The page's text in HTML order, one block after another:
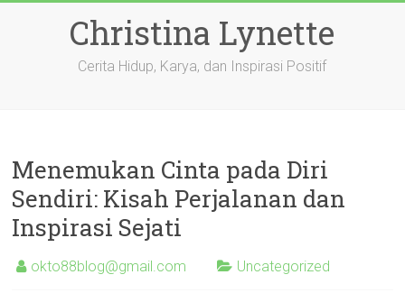
Christina Lynette
Cerita Hidup, Karya, dan Inspirasi Positif
Menemukan Cinta pada Diri
Sendiri: Kisah Perjalanan dan
Inspirasi Sejati
okto88blog@gmail.com Uncategorized